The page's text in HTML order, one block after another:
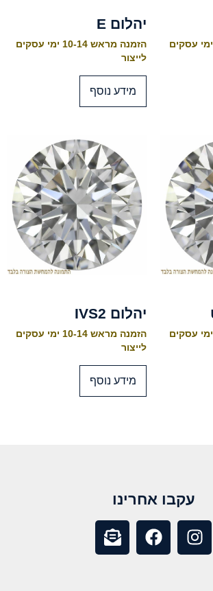
הזמנה מראש 10-14 ימי עסקים
יהלום E
הזמנה מראש 10-14 ימי עסקים
לייצור
מידע נוסף
הזמנה מראש 10-14 ימי עסקים
יהלום IVS2
הזמנה מראש 10-14 ימי עסקים
לייצור
מידע נוסף
עקבו אחרינו